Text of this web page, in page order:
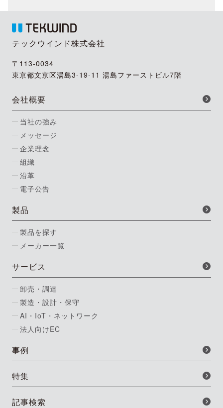
テックウインド株式会社
〒113-0034
東京都文京区湯島3-19-11 湯島ファーストビル7階
会社概要
当社の強み
メッセージ
企業理念
組織
沿革
電子公告
製品
製品を探す
メーカー一覧
サービス
卸売・調達
製造・設計・保守
AI・IoT・ネットワーク
法人向けEC
事例
特集
記事検索